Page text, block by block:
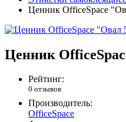
Ценник OfficeSpace
Ценник
Рейтинг:
0 отзывов
Производитель:
OfficeSpace